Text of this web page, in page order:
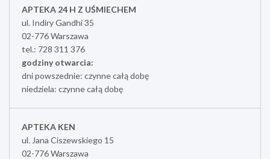
APTEKA 24 H Z UŚMIECHEM
ul. Indiry Gandhi 35
02-776 Warszawa
tel.: 728 311 376
godziny otwarcia:
dni powszednie: czynne całą dobę
niedziela: czynne całą dobę
APTEKA KEN
ul. Jana Ciszewskiego 15
02-776 Warszawa